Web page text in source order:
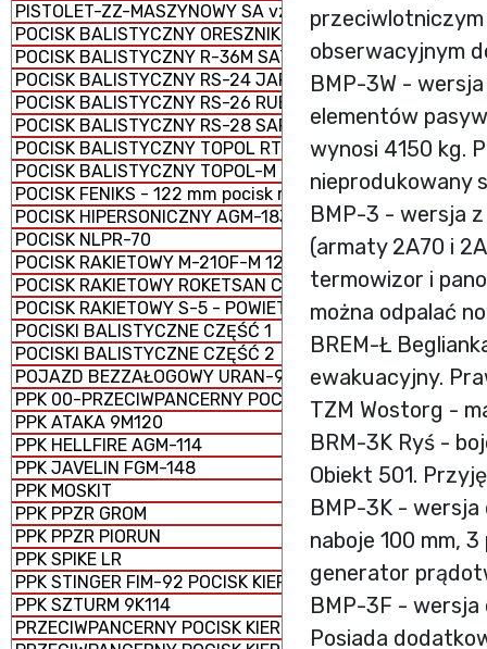
PISTOLET-ZZ-MASZYNOWY SA vz. 61 ŠKORPION
POCISK BALISTYCZNY ORESZNIK
POCISK BALISTYCZNY R-36M SATAN
POCISK BALISTYCZNY RS-24 JARS
POCISK BALISTYCZNY RS-26 RUBIEŻ
POCISK BALISTYCZNY RS-28 SARMAT
POCISK BALISTYCZNY TOPOL RT-2PM
POCISK BALISTYCZNY TOPOL-M RS-12M1
POCISK FENIKS - 122 mm pocisk rakietowy M-21 FHD
POCISK HIPERSONICZNY AGM-183 ARRW
POCISK NLPR-70
POCISK RAKIETOWY M-21OF-M 122 mm
POCISK RAKIETOWY ROKETSAN CIRIT KAL. 70 mm
POCISK RAKIETOWY S-5 - POWIETRZE-ZIEMIA
POCISKI BALISTYCZNE CZĘŚĆ 1
POCISKI BALISTYCZNE CZĘŚĆ 2
POJAZD BEZZAŁOGOWY URAN-9
PPK 00-PRZECIWPANCERNY POCISK KIEROWANY
PPK ATAKA 9M120
PPK HELLFIRE AGM-114
PPK JAVELIN FGM-148
PPK MOSKIT
PPK PPZR GROM
PPK PPZR PIORUN
PPK SPIKE LR
PPK STINGER FIM-92 POCISK KIEROWANY ZIEMIA-
PPK SZTURM 9K114
PRZECIWPANCERNY POCISK KIEROWANY 9K123
obserwacyjnym
BMP-3W -
elementów
wynosi 4150 kg.
nieprodukowany
BMP-3 - wersja z
(armaty 2A70 i
termowizor i
można odpalać
BREM-Ł
ewakuacyjny.
TZM Wostorg -
BRM-3K Ryś -
Obiekt 501.
BMP-3K - wersja
naboje 100 mm,
generator
BMP-3F - wersja
Posiada